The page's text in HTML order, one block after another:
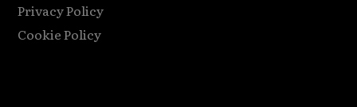
Privacy Policy
Cookie Policy